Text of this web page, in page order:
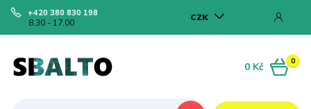
CZK
+420 380 830 198
8.30 - 17.00
0
0 Kč